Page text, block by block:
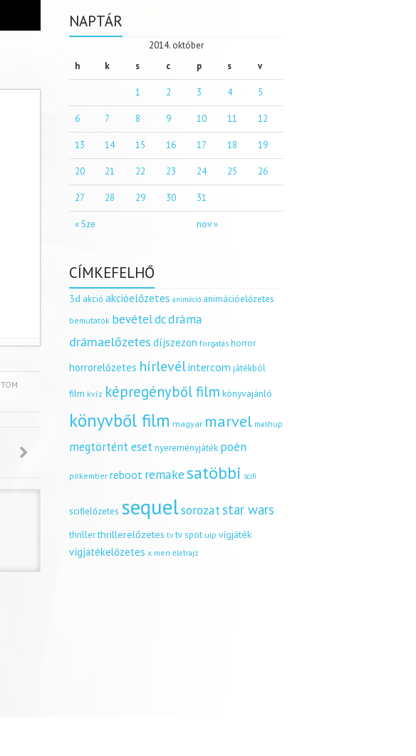
TOM
NAPTÁR
2014. október
h
k s c p s v
« Sze nov »
1 2 3 4 5
6 7 8 9 10 11 12
13 14 15 16 17 18 19
20 21 22 23 24 25 26
27 28 29 30 31
CÍMKEFELHŐ
3d akció akcióelőzetes animáció animációelőzetes
bemutatók bevételdcdráma
drámaelőzetes díjszezon forgatás horror
horrorelőzetes hírlevélintercom játékból
film kvíz képregényből film könyvajánló
könyvből film magyar marvel mashup
megtörtént esetnyereményjáték poén
pókember reboot remakesatöbbi scifi
scifielőzetes sequelsorozatstar wars
thrillerthrillerelőzetes tv tv spot uip vígjáték
vígjátékelőzetes x men életrajz